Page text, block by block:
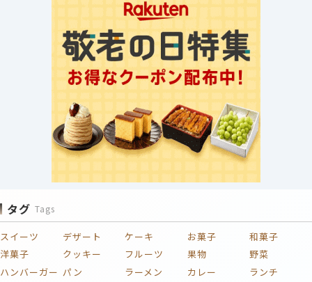
タグ Tags
スイーツ デザート ケーキ お菓子
和菓子
洋菓子
クッキー フルーツ 果物
野菜
ハンバーガー パン ラーメン カレー
ランチ